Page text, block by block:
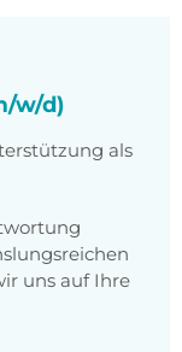
w/d)
als
uns auf Ihre